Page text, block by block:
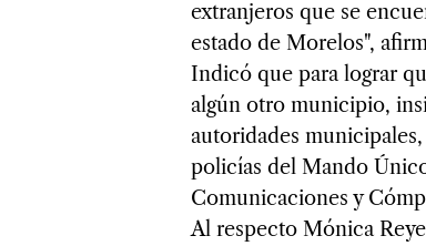
extranjeros que se
estado de Morelos",
Indicó que para lograr
algún otro municipio,
autoridades
policías del Mando
Comunicaciones y
Al respecto Mónica